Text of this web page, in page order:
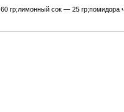
гр;лимонный сок — 25